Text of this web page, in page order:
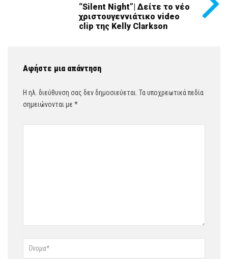
“Silent Night”| Δείτε το νέο
χριστουγεννιάτικο video
clip της Kelly Clarkson
Αφήστε μια απάντηση
Η ηλ. διεύθυνση σας δεν δημοσιεύεται. Τα υποχρεωτικά πεδία
σημειώνονται με *